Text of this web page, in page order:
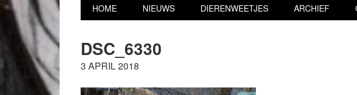
HOME NIEUWS DIERENWEETJES ARCHIEF
DSC_6330
3 APRIL 2018